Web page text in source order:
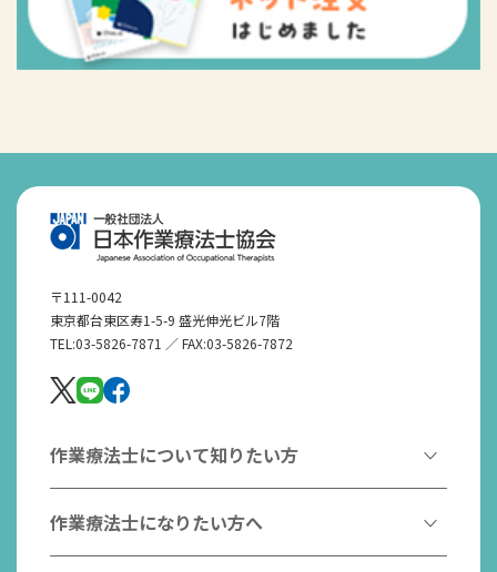
〒111-0042
東京都台東区寿1-5-9 盛光伸光ビル7階
TEL:03-5826-7871 ／ FAX:03-5826-7872
作業療法士について知りたい方
作業療法とは
作業療法士とは
作業療法士になりたい方へ